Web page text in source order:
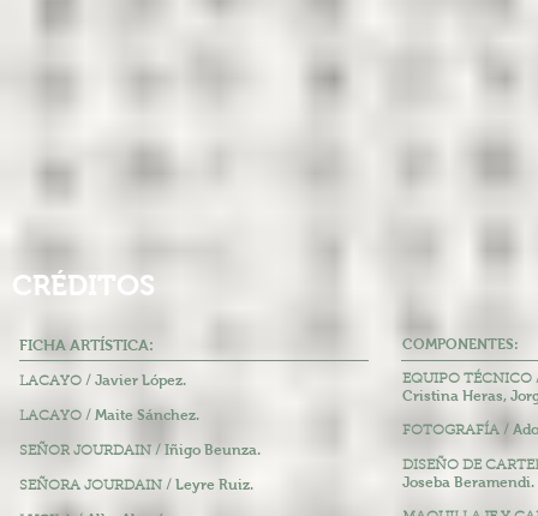
CRÉDITOS
FICHA ARTÍSTICA:
LACAYO / Javier López.
LACAYO / Maite Sánchez.
SEÑOR JOURDAIN / Iñigo Beunza.
SEÑORA JOURDAIN / Leyre Ruiz.
COMPONENTES:
EQUIPO TÉCNICO
Cristina Heras,
FOTOGRAFÍA /
DISEÑO DE
Joseba Beramendi.